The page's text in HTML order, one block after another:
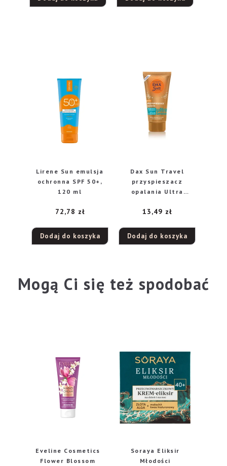
Lirene Sun emulsja
ochronna SPF 50+,
120 ml
72,78 zł
Dodaj do koszyka
Dax Sun Travel
przyspieszacz
opalania Ultra
13,49 zł
Dodaj do koszyka
Mogą Ci się też spodobać
Eveline Cosmetics
Flower Blossom
Soraya Eliksir
Młodości